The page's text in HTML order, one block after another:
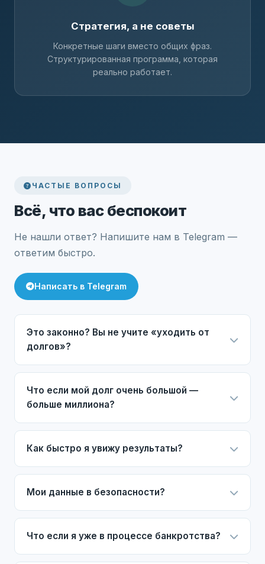
Стратегия, а не советы
Конкретные шаги вместо общих фраз.
Структурированная программа, которая
реально работает.
ЧАСТЫЕ ВОПРОСЫ
Всё, что вас беспокоит
Не нашли ответ? Напишите нам в Telegram —
ответим быстро.
Написать в Telegram
Это законно? Вы не учите «уходить от
долгов»?
Что если мой долг очень большой —
больше миллиона?
Как быстро я увижу результаты?
Мои данные в безопасности?
Что если я уже в процессе банкротства?